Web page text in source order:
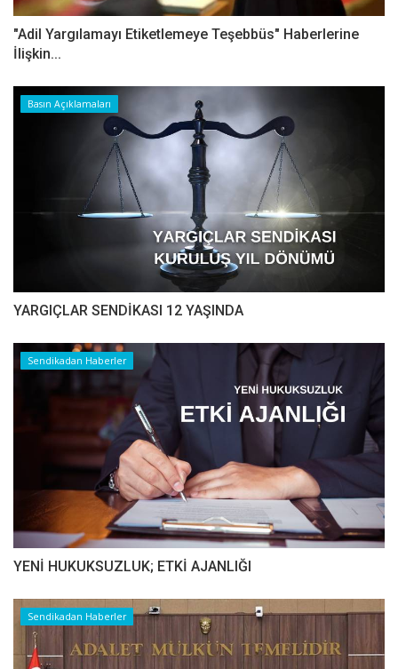
"Adil Yargılamayı Etiketlemeye Teşebbüs" Haberlerine
İlişkin...
Basın Açıklamaları
YARGIÇLAR SENDİKASI 12 YAŞINDA
Sendikadan Haberler
YENİ HUKUKSUZLUK; ETKİ AJANLIĞI
Sendikadan Haberler